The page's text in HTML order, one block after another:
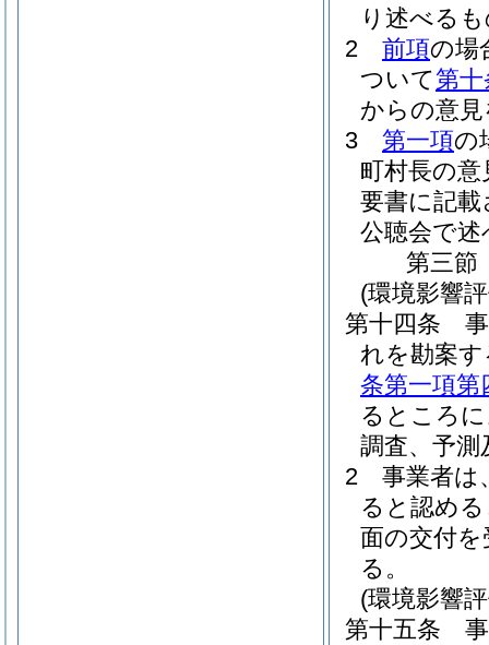
り述べる
2
前項の場
ついて第
からの意
3
第一項の
町村長の
要書に記
公聴会で
第三節
(環境影響
第十四条
れを勘案
条第一項第
るところ
調査、予
2
事業者は
ると認め
面の交付
る。
(環境影響
第十五条